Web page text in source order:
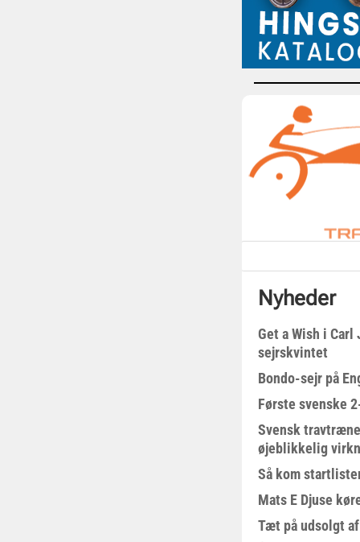
Nyheder
Get a Wish i Carl
sejrskvintet
Bondo-sejr på
Første svenske
Svensk
øjeblikkelig
Så kom
Mats E Djuse
Tæt på udsolgt